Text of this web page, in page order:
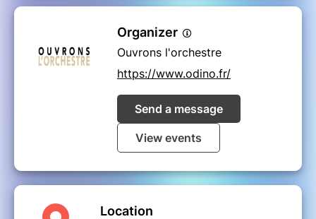
Organizer
Ouvrons l'orchestre
https://www.odino.fr/
Send a message
View events
Location